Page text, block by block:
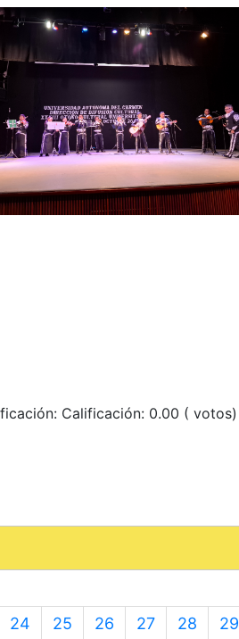
Calificación: 0.00 ( votos)
24 25 26 27 28 29